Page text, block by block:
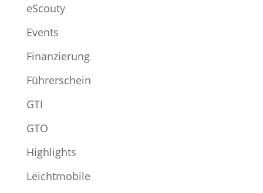
eScouty
Events
Finanzierung
Führerschein
GTI
GTO
Highlights
Leichtmobile